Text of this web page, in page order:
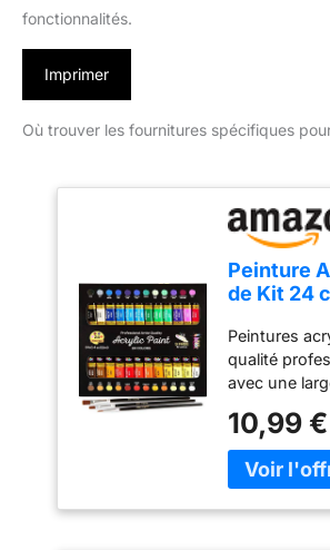
fonctionnalités.
Imprimer
Où trouver les fournitures spécifiques
Peinture
de Kit 24
pour
scolaires
manuels
papier toile
peinture
bois
tissu
vives
Peintures
qualité
avec une
éclatantes
formulées de
unique avec
ressortir le
10,99 €